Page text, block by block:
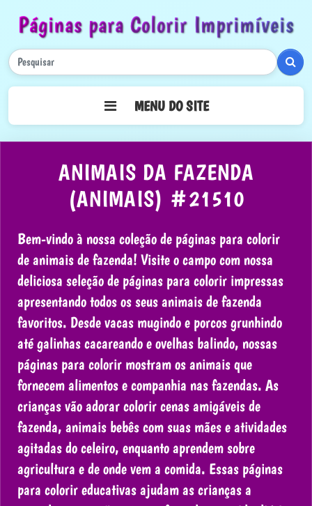
Páginas para Colorir Imprimíveis
MENU DO SITE
ANIMAIS DA FAZENDA
(ANIMAIS) #21510
Bem-vindo à nossa coleção de páginas para colorir
de animais de fazenda! Visite o campo com nossa
deliciosa seleção de páginas para colorir impressas
apresentando todos os seus animais de fazenda
favoritos. Desde vacas mugindo e porcos grunhindo
até galinhas cacareando e ovelhas balindo, nossas
páginas para colorir mostram os animais que
fornecem alimentos e companhia nas fazendas. As
crianças vão adorar colorir cenas amigáveis de
fazenda, animais bebês com suas mães e atividades
agitadas do celeiro, enquanto aprendem sobre
agricultura e de onde vem a comida. Essas páginas
para colorir educativas ajudam as crianças a